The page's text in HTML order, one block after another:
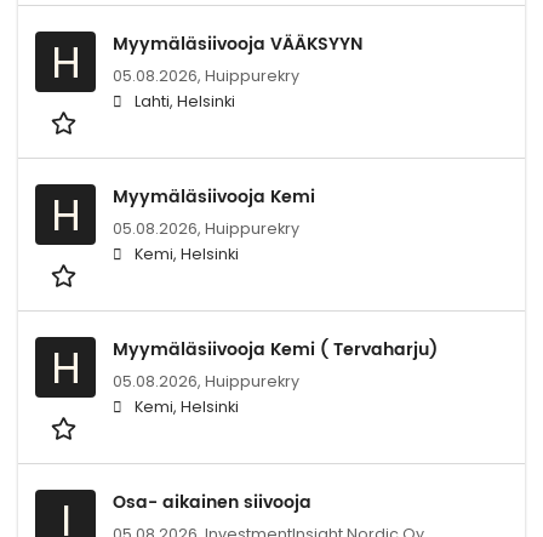
H Myymäläsiivooja VÄÄKSYYN
05.08.2026, Huippurekry
Lahti, Helsinki
H Myymäläsiivooja Kemi
05.08.2026, Huippurekry
Kemi, Helsinki
H Myymäläsiivooja Kemi ( Tervaharju)
05.08.2026, Huippurekry
Kemi, Helsinki
I Osa- aikainen siivooja